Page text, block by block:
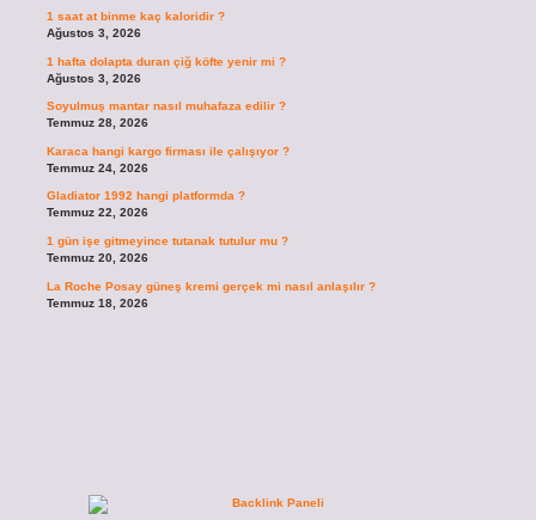
1 saat at binme kaç kaloridir ?
Ağustos 3, 2026
1 hafta dolapta duran çiğ köfte yenir mi ?
Ağustos 3, 2026
Soyulmuş mantar nasıl muhafaza edilir ?
Temmuz 28, 2026
Karaca hangi kargo firması ile çalışıyor ?
Temmuz 24, 2026
Gladiator 1992 hangi platformda ?
Temmuz 22, 2026
1 gün işe gitmeyince tutanak tutulur mu ?
Temmuz 20, 2026
La Roche Posay güneş kremi gerçek mi nasıl anlaşılır ?
Temmuz 18, 2026